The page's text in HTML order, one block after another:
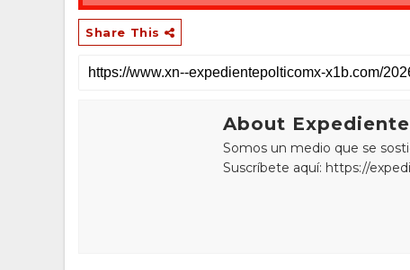
Share This
About
Somos un medio que se
Suscríbete aquí: https://